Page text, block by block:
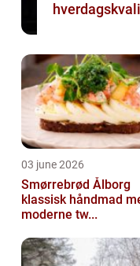
03 june 2026
Smørrebrød Ålborg
klassisk håndmad
moderne tw...